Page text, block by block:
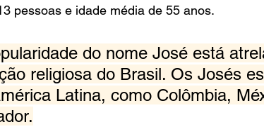
pessoas e idade média de 55 anos.
do nome José está
religiosa do Brasil. Os Josés
Latina, como Colômbia,